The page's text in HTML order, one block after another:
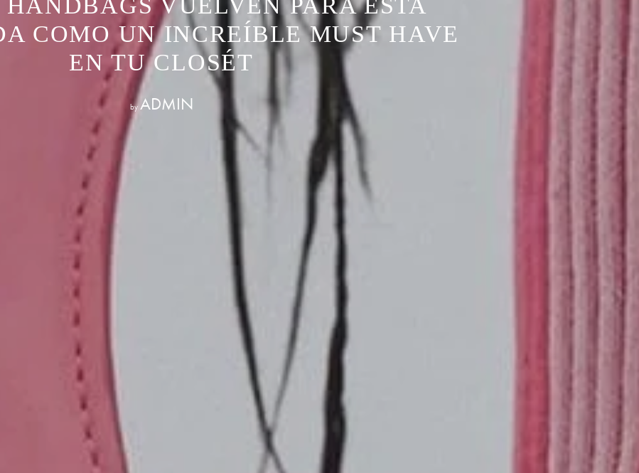
COMO UN INCREÍBLE MUST HAVE
EN TU CLOSÉT
by ADMIN